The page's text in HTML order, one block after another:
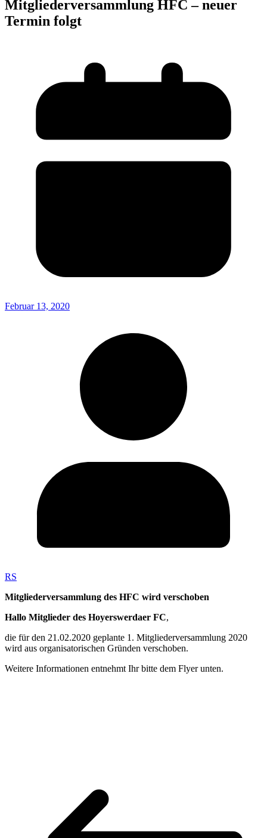
Mitgliederversammlung HFC – neuer
Termin folgt
Februar 13, 2020
RS
Mitgliederversammlung des HFC wird verschoben
Hallo Mitglieder des Hoyerswerdaer FC,
die für den 21.02.2020 geplante 1. Mitgliederversammlung 2020
wird aus organisatorischen Gründen verschoben.
Weitere Informationen entnehmt Ihr bitte dem Flyer unten.